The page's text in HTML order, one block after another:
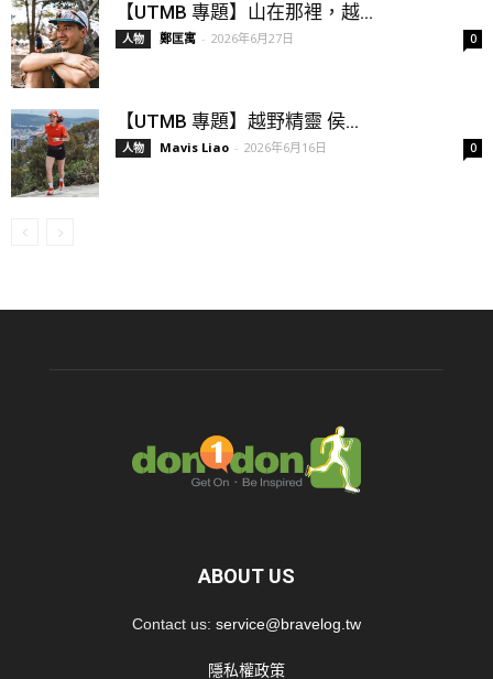
【UTMB 專題】山在那裡，越...
人物 鄭匡寓 - 2026年6月27日 0
【UTMB 專題】越野精靈 侯...
人物 Mavis Liao - 2026年6月16日 0
ABOUT US
Contact us: service@bravelog.tw
隱私權政策